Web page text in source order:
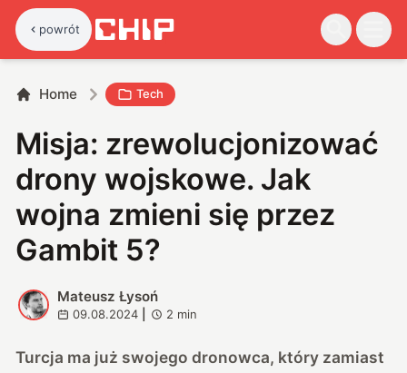
powrót
Home Tech
Misja: zrewolucjonizować
drony wojskowe. Jak
wojna zmieni się przez
Gambit 5?
M
Mateusz Łysoń
09.08.2024 2 min
Turcja ma już swojego dronowca, który zamiast